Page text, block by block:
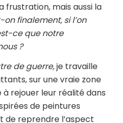
frustration, mais aussi la
finalement, si l’on
ce que notre
?
de guerre,je travaille
sur une vraie zone
à rejouer leur réalité dans
de peintures
de reprendre l’aspect